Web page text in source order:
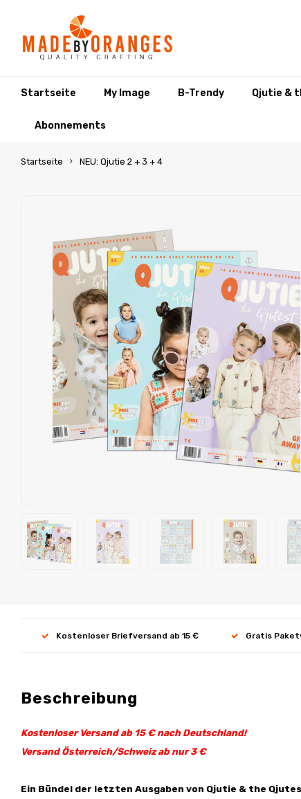
Startseite My Image B-Trendy Qjutie &
Abonnements
Startseite NEU: Qjutie 2 + 3 + 4
Kostenloser Briefversand ab 15 € Gratis
Beschreibung
Kostenloser Versand ab 15 € nach Deutschland!
Versand Österreich/Schweiz ab nur 3 €
Ein Bündel der letzten Ausgaben von Qjutie & the